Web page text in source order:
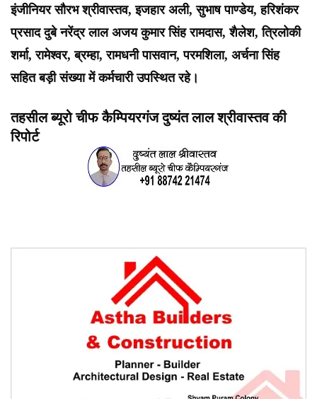
इंजीनियर सौरभ श्रीवास्तव, इजहार अली, सुभाष पाण्डेय, हरिशंकर
प्रसाद दुबे नरेंद्र लाल अजय कुमार सिंह रामदास, शैलेश, त्रिलोकी
शर्मा, रामेश्वर, ब्रम्हा, रामधनी पासवान, परमशिला, अर्चना सिंह
सहित बड़ी संख्या में कर्मचारी उपस्थित रहे।
तहसील ब्यूरो चीफ कैम्पियरगंज दुष्यंत लाल श्रीवास्तव की
रिपोर्ट